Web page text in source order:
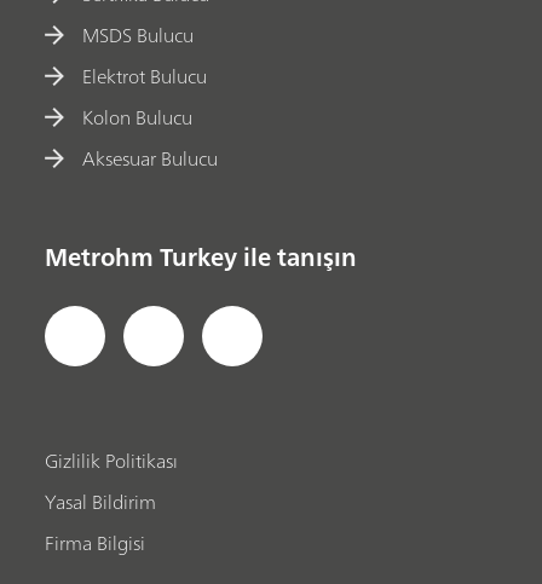
MSDS Bulucu
Elektrot Bulucu
Kolon Bulucu
Aksesuar Bulucu
Metrohm Turkey ile tanışın
Gizlilik Politikası
Yasal Bildirim
Firma Bilgisi